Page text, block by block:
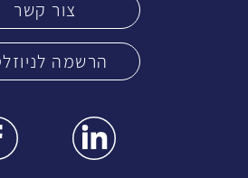
צור קשר
הרשמה לניוזלטר